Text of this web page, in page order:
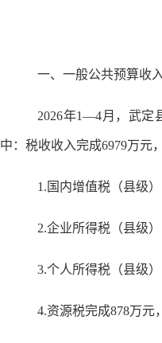
一、一般公共预算收
2026年1—4月，武定
中：税收收入完成6979万元
1.国内增值税（县级
2.企业所得税（县级
3.个人所得税（县级
4.资源税完成878万元